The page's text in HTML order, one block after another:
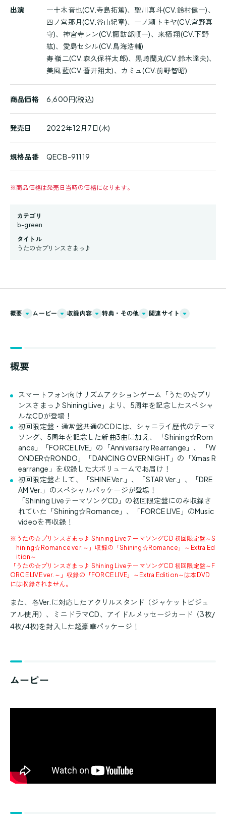
品
出演
一十木音也(CV.寺島拓篤)、聖川真斗(CV.鈴村健一)、
四ノ宮那月(CV.谷山紀章)、一ノ瀬トキヤ(CV.宮野真
守)、神宮寺レン(CV.諏訪部順一)、来栖 翔(CV.下野
紘)、愛島セシル(CV.鳥海浩輔)
寿 嶺二(CV.森久保祥太郎)、黒崎蘭丸(CV.鈴木達央)、
美風 藍(CV.蒼井翔太)、カミュ(CV.前野智昭)
商品価格 6,600円(税込)
発売日 2022年12月7日(水)
規格品番 QECB-91119
※商品価格は発売日当時の価格になります。
カテゴリ
b-green
タイトル
うたの☆プリンスさまっ♪
概要 ムービー 収録内容 特典・その他 関連サイト
概要
スマートフォン向けリズムアクションゲーム「うたの☆プリ
ンスさまっ♪ Shining Live」より、5周年を記念したスペシャ
ルなCDが登場！
初回限定盤・通常盤共通のCDには、シャニライ歴代のテーマ
ソング、5周年を記念した新曲3曲に加え、 「Shining☆Rom
ance」「FORCE LIVE」の「Anniversary Rearrange」、 「W
ONDER☆RONDO」「DANCING OVER NIGHT」の「Xmas R
earrange」を収録した大ボリュームでお届け！
初回限定盤として、「SHINE Ver.」、「STAR Ver.」、「DRE
AM Ver.」のスペシャルパッケージが登場！
「Shining LiveテーマソングCD」の初回限定盤にのみ収録さ
れていた「Shining☆Romance」、「FORCE LIVE」のMusic
videoを再収録！
※ うたの☆プリンスさまっ♪ Shining LiveテーマソングCD 初回限定盤～S
hining☆Romance ver.～」収録の「Shining☆Romance」～Extra Ed
ition～
「うたの☆プリンスさまっ♪ Shining LiveテーマソングCD 初回限定盤～F
ORCE LIVE ver.～」収録の「FORCE LIVE」～Extra Edition～は本DVD
には収録されません。
また、各Ver.に対応したアクリルスタンド（ジャケットビジュ
アル使用）、ミニドラマCD、アイドルメッセージカード（3枚/
4枚/4枚)を封入した超豪華パッケージ！
ムービー